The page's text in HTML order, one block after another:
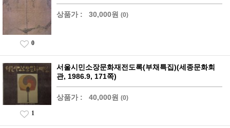
상품가 : 30,000원 (0)
0
서울시민소장문화재전도록(부채특집)(세종문화회
관, 1986.9, 171쪽)
상품가 : 40,000원 (0)
1